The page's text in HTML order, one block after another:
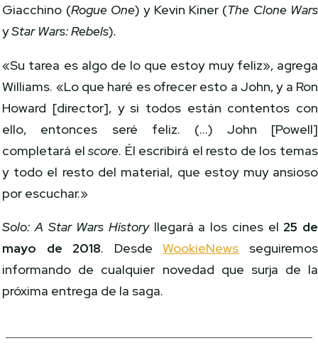
Giacchino (Rogue One) y Kevin Kiner (The Clone Wars
yStar Wars: Rebels).
«Su tarea es algo de lo que estoy muy feliz», agrega
Williams. «Lo que haré es ofrecer esto a John, y a Ron
Howard [director], y si todos están contentos con
ello, entonces seré feliz. (…) John [Powell]
completará elscore. Él escribirá el resto de los temas
y todo el resto del material, que estoy muy ansioso
por escuchar.»
Solo: A Star Wars Historyllegará a los cines el 25 de
mayo de 2018. DesdeWookieNews seguiremos
informando de cualquier novedad que surja de la
próxima entrega de la saga.